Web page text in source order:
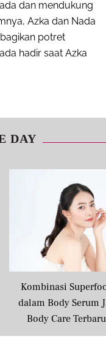
dan mendukung
Azka dan Nada
potret
hadir saat Azka
DAY
Kombinasi
dalam Body Serum
Body Care
Masyarakat